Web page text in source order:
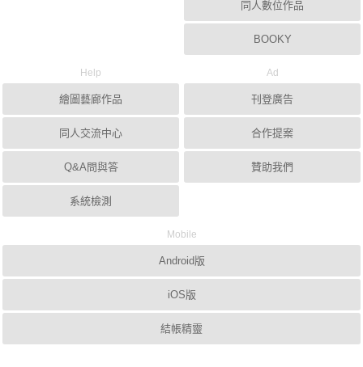
同人數位作品
BOOKY
Help
繪圖藝廊作品
同人交流中心
Q&A問與答
系統檢測
Ad
刊登廣告
合作提案
贊助我們
Mobile
Android版
iOS版
結帳精靈